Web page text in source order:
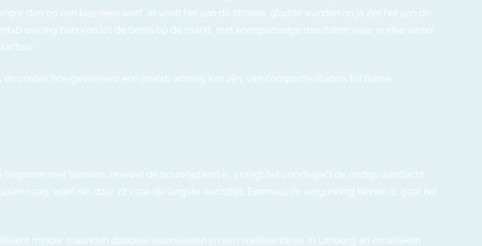
dan op een klassieke werf. Je voelt het aan de strakke, gladde wanden en je ziet het aan de
woning behoren tot de beste op de markt, met energiezuinige resultaten waar je elke winter
en ontdek hoe gevarieerd een prefab woning kan zijn, van compacte studio’s tot ruime
met plannen. Hoewel de bouwtijd kort is, vraagt het voortraject de nodige aandacht.
want net daar zit vaak de langste wachttijd. Eenmaal de vergunning binnen is, gaat het
minder maanden dubbele woonkosten en een snellere intrek. In Limburg en omstreken